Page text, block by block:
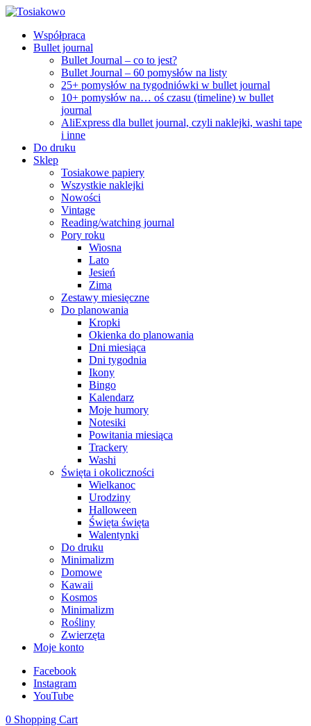
Współpraca
Bullet journal
Bullet Journal – co to jest?
Bullet Journal – 60 pomysłów na listy
25+ pomysłów na tygodniówki w bullet journal
10+ pomysłów na… oś czasu (timeline) w bullet
journal
AliExpress dla bullet journal, czyli naklejki, washi tape
i inne
Do druku
Sklep
Tosiakowe papiery
Wszystkie naklejki
Nowości
Vintage
Reading/watching journal
Pory roku
Wiosna
Lato
Jesień
Zima
Zestawy miesięczne
Do planowania
Kropki
Okienka do planowania
Dni miesiąca
Dni tygodnia
Ikony
Bingo
Kalendarz
Moje humory
Notesiki
Powitania miesiąca
Trackery
Washi
Święta i okoliczności
Wielkanoc
Urodziny
Halloween
Święta święta
Walentynki
Do druku
Minimalizm
Domowe
Kawaii
Kosmos
Minimalizm
Rośliny
Zwierzęta
Moje konto
Facebook
Instagram
YouTube
0 Shopping Cart